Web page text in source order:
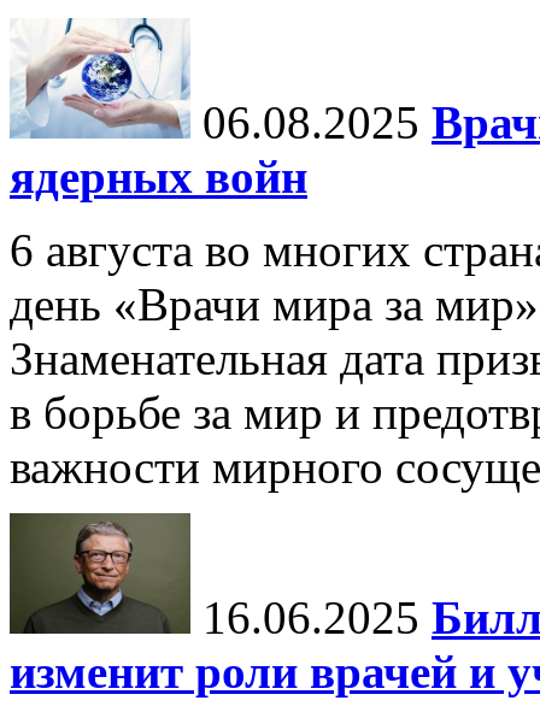
06.08.2025
ядерных войн
6 августа во многих
день «Врачи мира за
Знаменательная дата
в борьбе за мир и
важности мирного
16.06.2025
изменит роли врачей и